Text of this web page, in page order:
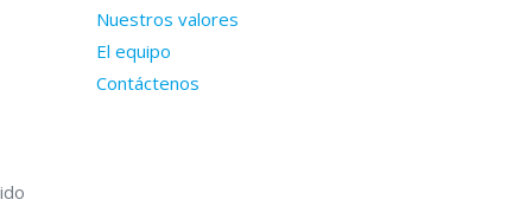
Nuestros valores
El equipo
Contáctenos